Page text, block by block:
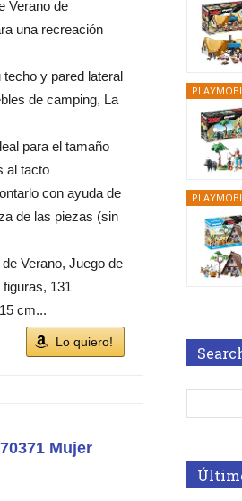
Verano de
una recreación
y pared lateral
de camping, La
para el tamaño
al tacto
con ayuda de
de las piezas (sin
Verano, Juego de
131
cm...
Lo quiero!
Mujer